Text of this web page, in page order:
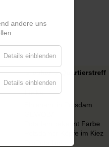
Links
Ehrenamt in Potsdam
Potsdam bekennt Farbe
Potsdamer Köpfe im Kiez
andere uns
Details einblenden
Details einblenden